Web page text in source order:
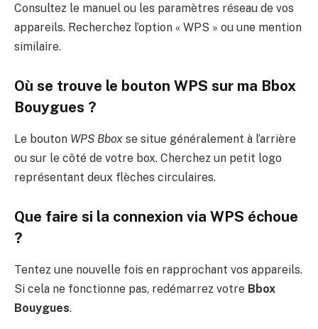
Consultez le manuel ou les paramètres réseau de vos
appareils. Recherchez l’option « WPS » ou une mention
similaire.
Où se trouve le bouton WPS sur ma Bbox
Bouygues ?
Le bouton WPS Bbox se situe généralement à l’arrière
ou sur le côté de votre box. Cherchez un petit logo
représentant deux flèches circulaires.
Que faire si la connexion via WPS échoue
?
Tentez une nouvelle fois en rapprochant vos appareils.
Si cela ne fonctionne pas, redémarrez votre Bbox
Bouygues.